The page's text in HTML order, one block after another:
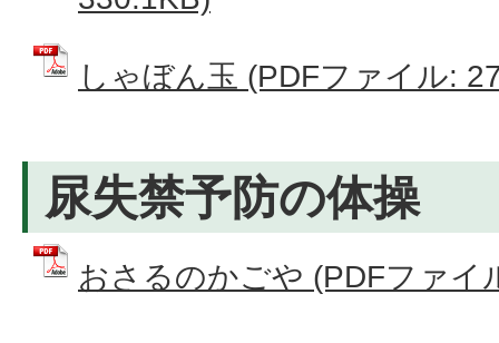
しゃぼん玉 (PDFファイル:
尿失禁予防の体操
おさるのかごや (PDFファイ